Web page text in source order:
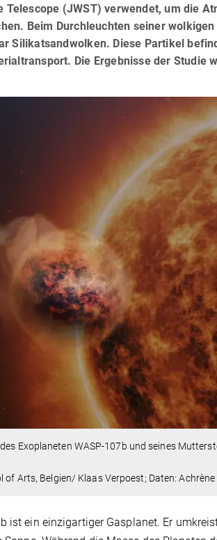
Telescope (JWST) verwendet, um die
Beim Durchleuchten seiner
Silikatsandwolken. Diese Partikel
Die Ergebnisse der Studie
Exoplaneten WASP-107b und seines
Arts, Belgien/ Klaas Verpoest; Daten: Achrène
ist ein einzigartiger Gasplanet. Er